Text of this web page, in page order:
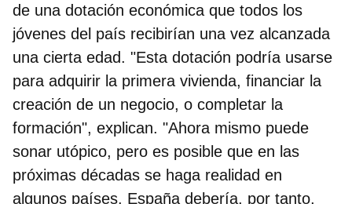
de una dotación económica que todos los
jóvenes del país recibirían una vez alcanzada
una cierta edad. "Esta dotación podría usarse
para adquirir la primera vivienda, financiar la
creación de un negocio, o completar la
formación", explican. "Ahora mismo puede
sonar utópico, pero es posible que en las
próximas décadas se haga realidad en
algunos países. España debería, por tanto,